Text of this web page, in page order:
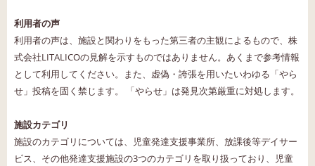
利用者の声
利用者の声は、施設と関わりをもった第三者の主観によるもので、株
式会社LITALICOの見解を示すものではありません。あくまで参考情報
として利用してください。また、虚偽・誇張を用いたいわゆる「やら
せ」投稿を固く禁じます。 「やらせ」は発見次第厳重に対処します。
施設カテゴリ
施設のカテゴリについては、児童発達支援事業所、放課後等デイサー
ビス、その他発達支援施設の3つのカテゴリを取り扱っており、児童